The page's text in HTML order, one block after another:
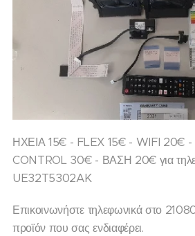
ΗΧΕΙΑ 15€ - FLEX 15€ - WIFI 20€ -
CONTROL 30€ - ΒΑΣΗ 20€ για
UE32T5302AK
Επικοινωνήστε τηλεφωνικά στο
προϊόν που σας ενδιαφέρει.